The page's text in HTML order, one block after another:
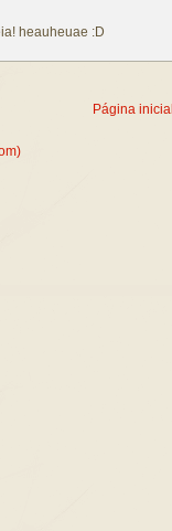
heauheuae :D
Página inicial